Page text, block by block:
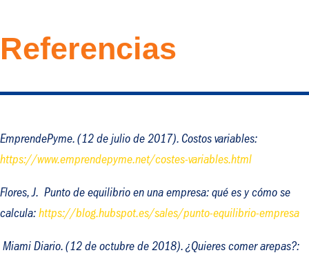
Referencias
EmprendePyme. (12 de julio de 2017). Costos variables:
https://www.emprendepyme.net/costes-variables.html
Flores, J. Punto de equilibrio en una empresa: qué es y cómo se
calcula: https://blog.hubspot.es/sales/punto-equilibrio-empresa
Miami Diario. (12 de octubre de 2018). ¿Quieres comer arepas?: